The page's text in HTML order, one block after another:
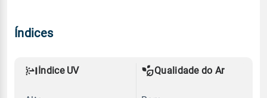
Índices
Índice UV Qualidade do Ar